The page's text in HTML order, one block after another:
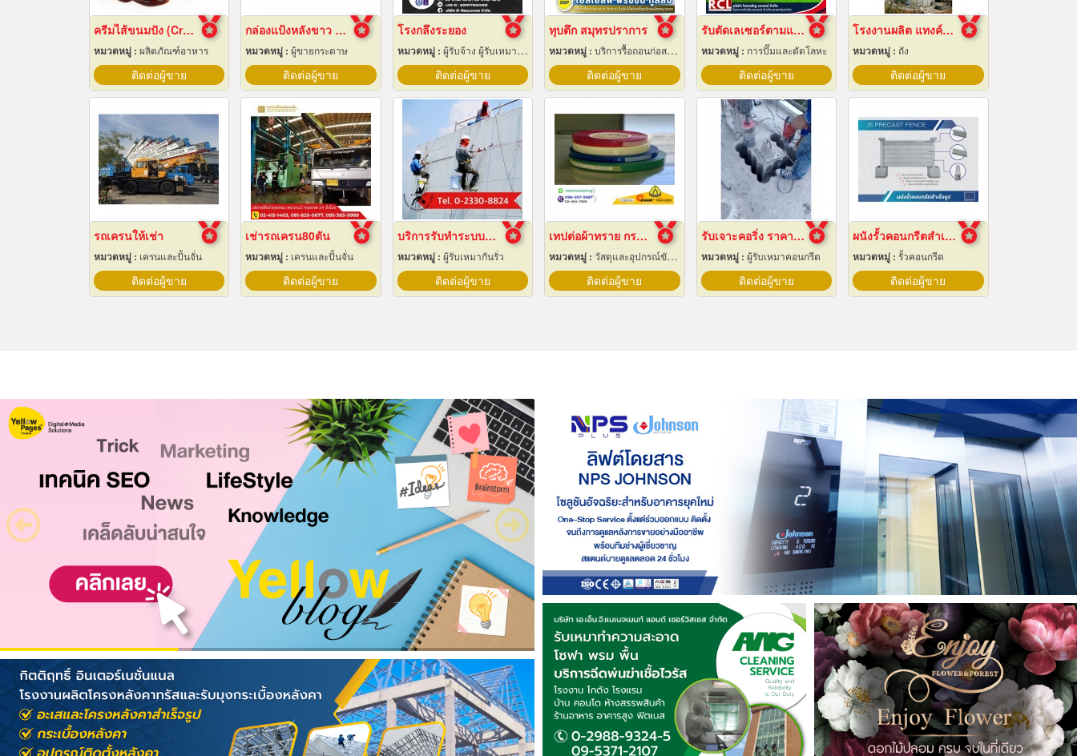
ครีมไส้ขนมปัง (Cream fillings for bread)
หมวดหมู่ : ผลิตภัณฑ์อาหาร
ติดต่อผู้ขาย
กล่องแป้งหลังขาว บางเลนเกรดA(BL-Aหลังขาว)
หมวดหมู่ : ผู้ขายกระดาษ
ติดต่อผู้ขาย
โรงกลึงระยอง
หมวดหมู่ : ผู้รับจ้าง ผู้รับเหมากลึง
ติดต่อผู้ขาย
ทุบตึก สมุทรปราการ
หมวดหมู่ : บริการรื้อถอนก่อสร้าง
ติดต่อผู้ขาย
รับตัดเลเซอร์ตามแบบ
หมวดหมู่ : การปั๊มและตัดโลหะ
ติดต่อผู้ขาย
โรงงานผลิต แทงค์น้ำคอนกรีตสำเร็จรูป
หมวดหมู่ : ถัง
ติดต่อผู้ขาย
รถเครนให้เช่า
หมวดหมู่ : เครนและปั้นจั่น
ติดต่อผู้ขาย
เช่ารถเครน80ตัน
หมวดหมู่ : เครนและปั้นจั่น
ติดต่อผู้ขาย
บริการรับทำระบบกันซึม
หมวดหมู่ : ผู้รับเหมากันรั่ว
ติดต่อผู้ขาย
เทปต่อผ้าทราย กระดาษทราย
หมวดหมู่ : วัสดุและอุปกรณ์ขัดและฝน
ติดต่อผู้ขาย
รับเจาะคอริ่ง ราคาถูก
หมวดหมู่ : ผู้รับเหมาคอนกรีต
ติดต่อผู้ขาย
ผนังรั้วคอนกรีตสำเร็จรูป
หมวดหมู่ : รั้วคอนกรีต
ติดต่อผู้ขาย